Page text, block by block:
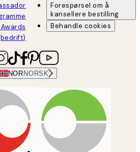
Forespørsel om å
kansellere bestilling
Behandle cookies
NOR NORSK